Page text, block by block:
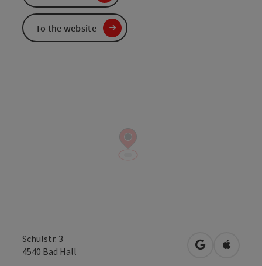
Schulstr. 3
4540 Bad Hall open inOpen in
To the website